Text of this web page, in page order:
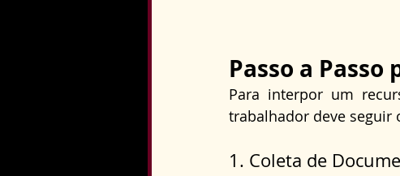
Passo a
Para interpor um
trabalhador deve seguir
1. Coleta de